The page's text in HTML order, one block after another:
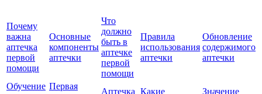
Почему
важна
аптечка
первой
помощи
Основные
компоненты
аптечки
Что
должно
быть в
аптечке
первой
помощи
Правила
использования
аптечки
Обновление
содержимого
аптечки
Обучение Первая
Аптечка Какие
Значение